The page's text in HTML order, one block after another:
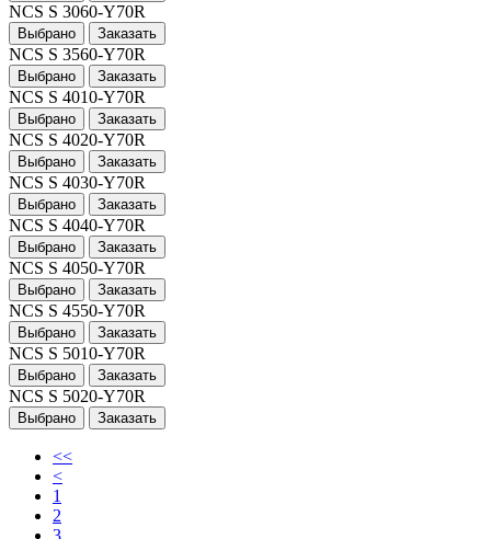
NCS S 3060-Y70R
Выбрано Заказать
NCS S 3560-Y70R
Выбрано Заказать
NCS S 4010-Y70R
Выбрано Заказать
NCS S 4020-Y70R
Выбрано Заказать
NCS S 4030-Y70R
Выбрано Заказать
NCS S 4040-Y70R
Выбрано Заказать
NCS S 4050-Y70R
Выбрано Заказать
NCS S 4550-Y70R
Выбрано Заказать
NCS S 5010-Y70R
Выбрано Заказать
NCS S 5020-Y70R
Выбрано Заказать
<<
<
1
2
3